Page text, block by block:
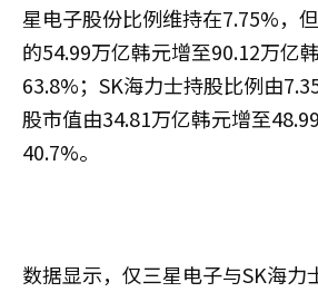
星电子股份比例维持在7.75%，
的54.99万亿韩元增至90.12万亿
63.8%；SK海力士持股比例由
股市值由34.81万亿韩元增至
40.7%。
数据显示，仅三星电子与SK海力